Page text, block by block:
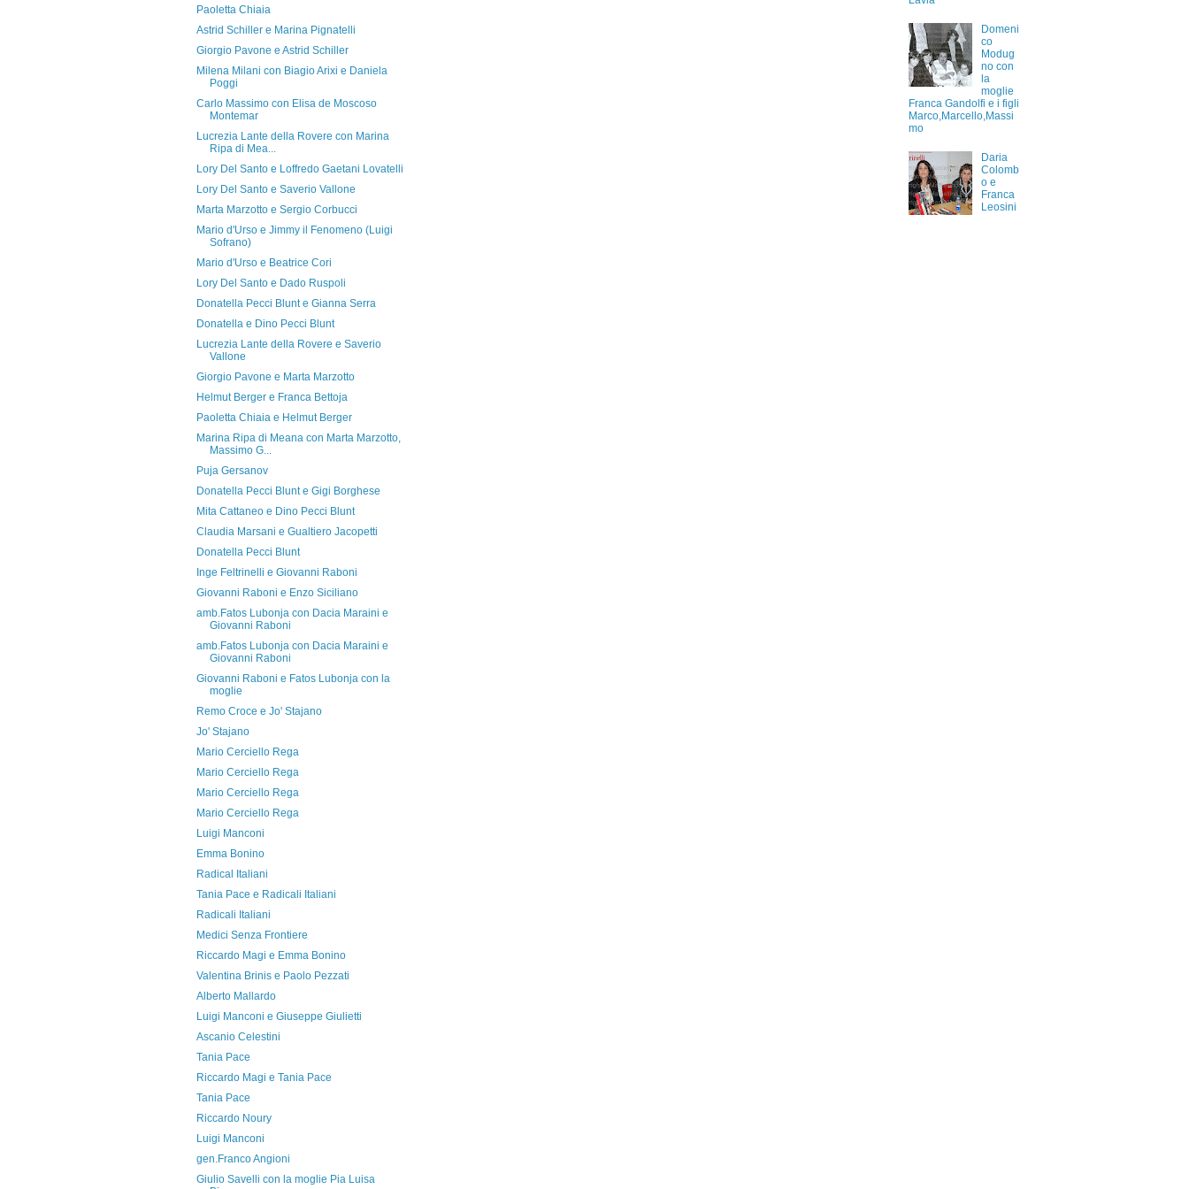
Paoletta Chiaia
Astrid Schiller e Marina Pignatelli
Giorgio Pavone e Astrid Schiller
Milena Milani con Biagio Arixi e Daniela
Poggi
Carlo Massimo con Elisa de Moscoso
Montemar
Lucrezia Lante della Rovere con Marina
Ripa di Mea...
Lory Del Santo e Loffredo Gaetani Lovatelli
Lory Del Santo e Saverio Vallone
Marta Marzotto e Sergio Corbucci
Mario d'Urso e Jimmy il Fenomeno (Luigi
Sofrano)
Mario d'Urso e Beatrice Cori
Lory Del Santo e Dado Ruspoli
Donatella Pecci Blunt e Gianna Serra
Donatella e Dino Pecci Blunt
Lucrezia Lante della Rovere e Saverio
Vallone
Giorgio Pavone e Marta Marzotto
Helmut Berger e Franca Bettoja
Paoletta Chiaia e Helmut Berger
Marina Ripa di Meana con Marta Marzotto,
Massimo G...
Puja Gersanov
Donatella Pecci Blunt e Gigi Borghese
Mita Cattaneo e Dino Pecci Blunt
Claudia Marsani e Gualtiero Jacopetti
Donatella Pecci Blunt
Inge Feltrinelli e Giovanni Raboni
Giovanni Raboni e Enzo Siciliano
amb.Fatos Lubonja con Dacia Maraini e
Giovanni Raboni
amb.Fatos Lubonja con Dacia Maraini e
Giovanni Raboni
Giovanni Raboni e Fatos Lubonja con la
moglie
Remo Croce e Jo' Stajano
Jo' Stajano
Mario Cerciello Rega
Mario Cerciello Rega
Mario Cerciello Rega
Mario Cerciello Rega
Luigi Manconi
Emma Bonino
Radical Italiani
Tania Pace e Radicali Italiani
Radicali Italiani
Medici Senza Frontiere
Riccardo Magi e Emma Bonino
Valentina Brinis e Paolo Pezzati
Alberto Mallardo
Luigi Manconi e Giuseppe Giulietti
Ascanio Celestini
Tania Pace
Riccardo Magi e Tania Pace
Tania Pace
Riccardo Noury
Luigi Manconi
gen.Franco Angioni
Giulio Savelli con la moglie Pia Luisa
Domeni
co
Modug
no con
la
moglie
Franca Gandolfi e i figli
Marco,Marcello,Massi
mo
Daria
Colomb
o e
Franca
Leosini